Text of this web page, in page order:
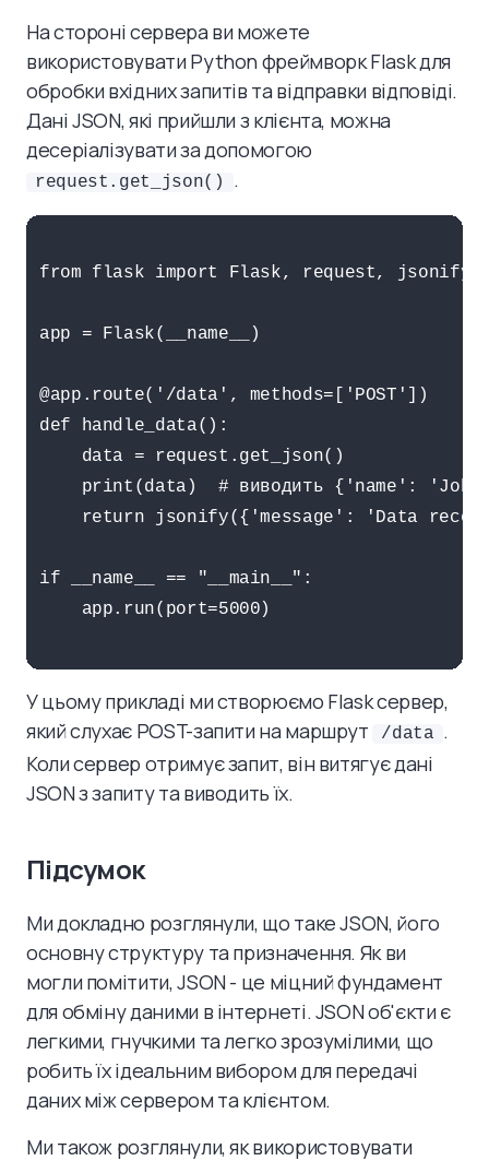
На стороні сервера ви можете
використовувати Python фреймворк Flask для
обробки вхідних запитів та відправки відповіді.
Дані JSON, які прийшли з клієнта, можна
десеріалізувати за допомогою
request.get_json() .
from flask import Flask, request, jsonify
app = Flask(__name__)
@app.route('/data', methods=['POST'])
def handle_data():
    data = request.get_json()
print(data)  # виводить {'name':
return jsonify({'message': 'Data
if __name__ == "__main__":
    app.run(port=5000)
У цьому прикладі ми створюємо Flask сервер,
який слухає POST-запити на маршрут
/data .
Коли сервер отримує запит, він витягує дані
JSON з запиту та виводить їх.
Підсумок
Ми докладно розглянули, що таке JSON, його
основну структуру та призначення. Як ви
могли помітити, JSON - це міцний фундамент
для обміну даними в інтернеті. JSON об'єкти є
легкими, гнучкими та легко зрозумілими, що
робить їх ідеальним вибором для передачі
даних між сервером та клієнтом.
Ми також розглянули, як використовувати